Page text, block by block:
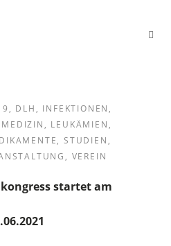
, DLH , INFEKTIONEN ,
, LEUKÄMIEN ,
, STUDIEN ,
, VEREIN
startet am